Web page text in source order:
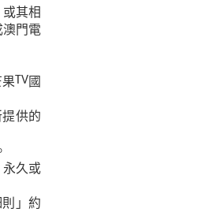
其相
門電
TV國
供的
久或
」約